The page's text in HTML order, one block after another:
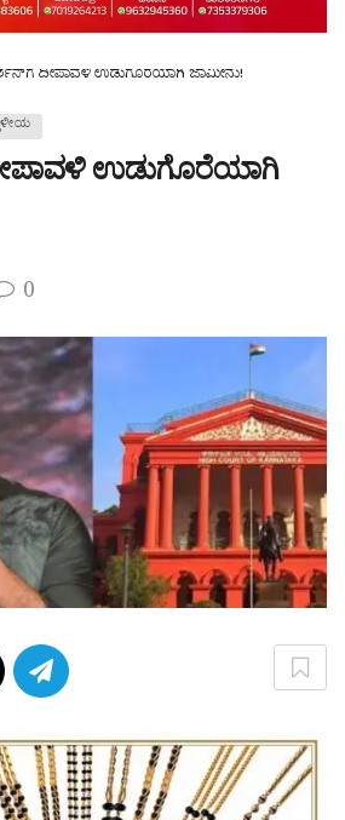
ದೀಪಾವಳಿ ಉಡುಗೊರೆಯಾಗಿ ಜಾಮೀನು!
ಉಡುಗೊರೆಯಾಗಿ
0